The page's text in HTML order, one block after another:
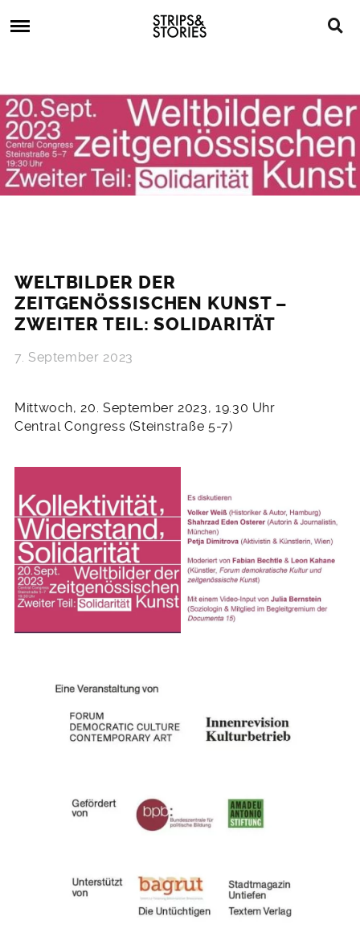
to
Strips
&
Stories
Comics,
Bücher
WELTBILDER DER
ZEITGENÖSSISCHEN KUNST –
ZWEITER TEIL: SOLIDARITÄT
7. September 2023
Mittwoch, 20. September 2023, 19.30 Uhr
Central Congress (Steinstraße 5-7)